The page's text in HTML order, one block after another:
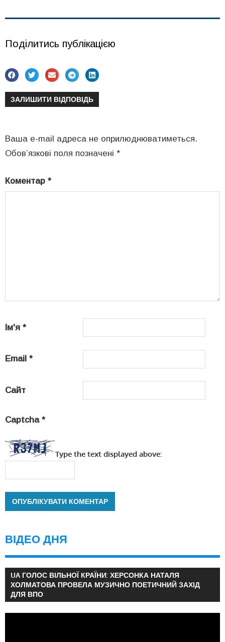
Поділитись публікацією
ЗАЛИШИТИ ВІДПОВІДЬ
Ваша e-mail адреса не оприлюднюватиметься.
Обов’язкові поля позначені *
Коментар *
Ім'я *
Email *
Сайт
Captcha *
Type the text displayed above:
ВІДЕО ДНЯ
UA ГОЛОС ВІЛЬНОЇ КРАЇНИ: ХЕРСОНКА НАТАЛЯ
ХОЛМАТОВА ПРОВЕЛА МУЗИЧНО ПОЕТИЧНИЙ ЗАХІД
ДЛЯ ВПО